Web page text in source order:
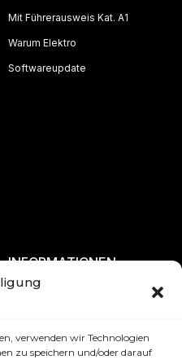
verwenden wir Technologien
zu speichern und/oder darauf
Mit Führerausweis Kat. A1
Warum Elektro
Softwareupdate
INFORMATIONEN
Service